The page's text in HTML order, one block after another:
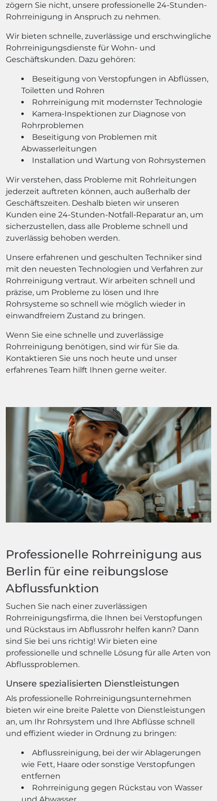
zögern Sie nicht, unsere professionelle 24-Stunden-
Rohrreinigung in Anspruch zu nehmen.
Wir bieten schnelle, zuverlässige und erschwingliche
Rohrreinigungsdienste für Wohn- und
Geschäftskunden. Dazu gehören:
Beseitigung von Verstopfungen in Abflüssen,
Toiletten und Rohren
Rohrreinigung mit modernster Technologie
Kamera-Inspektionen zur Diagnose von
Rohrproblemen
Beseitigung von Problemen mit
Abwasserleitungen
Installation und Wartung von Rohrsystemen
Wir verstehen, dass Probleme mit Rohrleitungen
jederzeit auftreten können, auch außerhalb der
Geschäftszeiten. Deshalb bieten wir unseren
Kunden eine 24-Stunden-Notfall-Reparatur an, um
sicherzustellen, dass alle Probleme schnell und
zuverlässig behoben werden.
Unsere erfahrenen und geschulten Techniker sind
mit den neuesten Technologien und Verfahren zur
Rohrreinigung vertraut. Wir arbeiten schnell und
präzise, um Probleme zu lösen und Ihre
Rohrsysteme so schnell wie möglich wieder in
einwandfreiem Zustand zu bringen.
Wenn Sie eine schnelle und zuverlässige
Rohrreinigung benötigen, sind wir für Sie da.
Kontaktieren Sie uns noch heute und unser
erfahrenes Team hilft Ihnen gerne weiter.
Professionelle Rohrreinigung aus
Berlin für eine reibungslose
Abflussfunktion
Suchen Sie nach einer zuverlässigen
Rohrreinigungsfirma, die Ihnen bei Verstopfungen
und Rückstaus im Abflussrohr helfen kann? Dann
sind Sie bei uns richtig! Wir bieten eine
professionelle und schnelle Lösung für alle Arten von
Abflussproblemen.
Unsere spezialisierten Dienstleistungen
Als professionelle Rohrreinigungsunternehmen
bieten wir eine breite Palette von Dienstleistungen
an, um Ihr Rohrsystem und Ihre Abflüsse schnell
und effizient wieder in Ordnung zu bringen:
Abflussreinigung, bei der wir Ablagerungen
wie Fett, Haare oder sonstige Verstopfungen
entfernen
Rohrreinigung gegen Rückstau von Wasser